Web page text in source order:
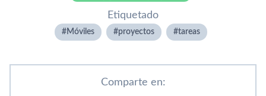
Etiquetado
Móviles proyectos tareas
Comparte en: